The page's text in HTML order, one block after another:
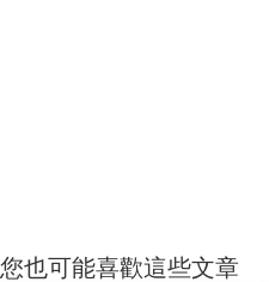
您也可能喜歡這些文章